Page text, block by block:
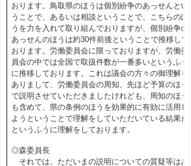
おります。鳥取県のほうは個別紛争のあっせんとい
うことで、あるいは相談ということで、こちらのほ
うを力を入れて取り組んでおりますが、個別紛争の
あっせんのほうは約30件前後ということで推移して
おります。労働委員会に限っておりますが、労働委
員会の中では全国で取扱件数が一番多いというふう
に推移しております。これは議会の方々の御理解も
ありまして、労働委員会の周知、先ほど予算のほう
で説明させていただきましたけれども、周知のほう
も含めて、県の条例のほうを効果的に有効に活用し
ようということで理解をしていただいている結果だ
というふうに理解をしております。
◎森委員長
それでは、ただいまの説明についての質疑等はあ